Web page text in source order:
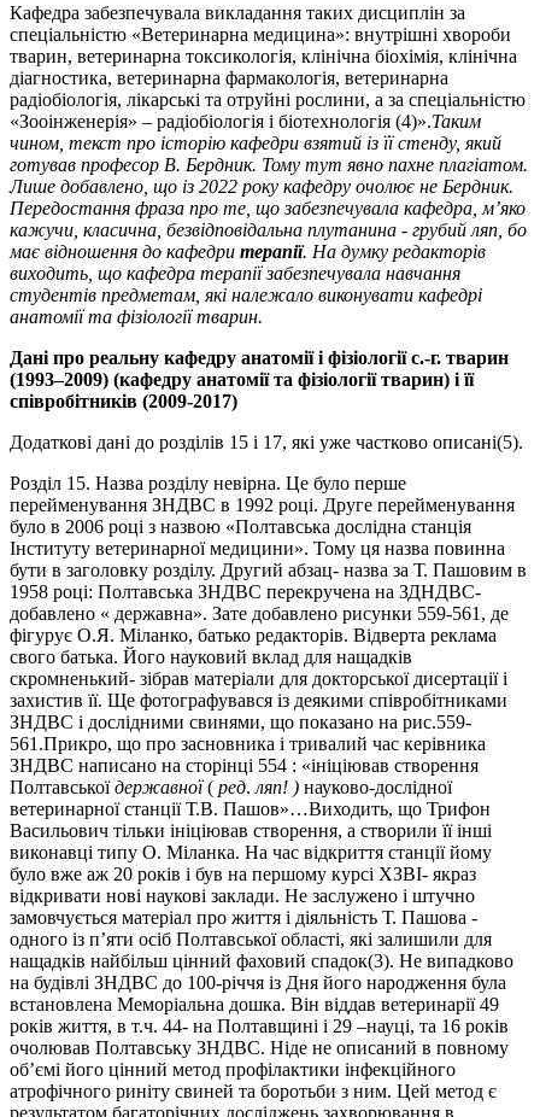
Кафедра забезпечувала викладання таких дисциплін за
спеціальністю «Ветеринарна медицина»: внутрішні хвороби
тварин, ветеринарна токсикологія, клінічна біохімія, клінічна
діагностика, ветеринарна фармакологія, ветеринарна
радіобіологія, лікарські та отруйні рослини, а за спеціальністю
«Зооінженерія» – радіобіологія і біотехнологія (4)».Таким
чином, текст про історію кафедри взятий із її стенду, який
готував професор В. Бердник. Тому тут явно пахне плагіатом.
Лише добавлено, що із 2022 року кафедру очолює не Бердник.
Передостання фраза про те, що забезпечувала кафедра, м’яко
кажучи, класична, безвідповідальна плутанина - грубий ляп, бо
має відношення до кафедри терапії. На думку редакторів
виходить, що кафедра терапії забезпечувала навчання
студентів предметам, які належало виконувати кафедрі
анатомії та фізіології тварин.
Дані про реальну кафедру анатомії і фізіології с.-г. тварин
(1993–2009) (кафедру анатомії та фізіології тварин) і її
співробітників (2009-2017)
Додаткові дані до розділів 15 і 17, які уже частково описані(5).
Розділ 15. Назва розділу невірна. Це було перше
перейменування ЗНДВС в 1992 році. Друге перейменування
було в 2006 році з назвою «Полтавська дослідна станція
Інституту ветеринарної медицини». Тому ця назва повинна
бути в заголовку розділу. Другий абзац- назва за Т. Пашовим в
1958 році: Полтавська ЗНДВС перекручена на ЗДНДВС-
добавлено « державна». Зате добавлено рисунки 559-561, де
фігурує О.Я. Міланко, батько редакторів. Відверта реклама
свого батька. Його науковий вклад для нащадків
скромненький- зібрав матеріали для докторської дисертації і
захистив її. Ще фотографувався із деякими співробітниками
ЗНДВС і дослідними свинями, що показано на рис.559-
561.Прикро, що про засновника і тривалий час керівника
ЗНДВС написано на сторінці 554 : «ініціював створення
Полтавськоїдержавної( ред. ляп! ) науково-дослідної
ветеринарної станції Т.В. Пашов»…Виходить, що Трифон
Васильович тільки ініціював створення, а створили її інші
виконавці типу О. Міланка. На час відкриття станції йому
було вже аж 20 років і був на першому курсі ХЗВІ- якраз
відкривати нові наукові заклади. Не заслужено і штучно
замовчується матеріал про життя і діяльність Т. Пашова -
одного із п’яти осіб Полтавської області, які залишили для
нащадків найбільш цінний фаховий спадок(3). Не випадково
на будівлі ЗНДВС до 100-річчя із Дня його народження була
встановлена Меморіальна дошка. Він віддав ветеринарії 49
років життя, в т.ч. 44- на Полтавщині і 29 –науці, та 16 років
очолював Полтавську ЗНДВС. Ніде не описаний в повному
об’ємі його цінний метод профілактики інфекційного
атрофічного риніту свиней та боротьби з ним. Цей метод є
результатом багаторічних досліджень захворювання в